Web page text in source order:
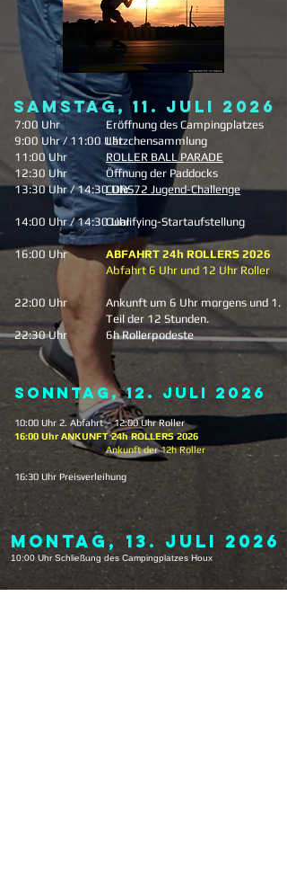
SAMSTAG, 11. JULI 2026
7:00 Uhr
9:00 Uhr / 11:00 Uhr
11:00 Uhr
12:30 Uhr
13:30 Uhr / 14:30 Uhr
14:00 Uhr / 14:30 Uhr
16:00 Uhr
22:00 Uhr
22:30 Uhr
Eröffnung des Campingplatzes
Lätzchensammlung
ROLLER BALL PARADE
Öffnung der Paddocks
CDRS72 Jugend-Challenge
Qualifying-Startaufstellung
ABFAHRT 24h ROLLERS 2026
Abfahrt 6 Uhr und 12 Uhr Roller
Ankunft um 6 Uhr morgens und 1.
Teil der 12 Stunden.
6h Rollerpodeste
SONNTAG, 12. Juli 2026
10:00 Uhr 2. Abfahrt – 12:00 Uhr Roller
16:00 Uhr ANKUNFT 24h ROLLERS 2026
Ankunft der 12h Roller
16:30 Uhr Preisverleihung
MONTAG, 13. Juli 2026
10:00 Uhr Schließung des Campingplatzes Houx